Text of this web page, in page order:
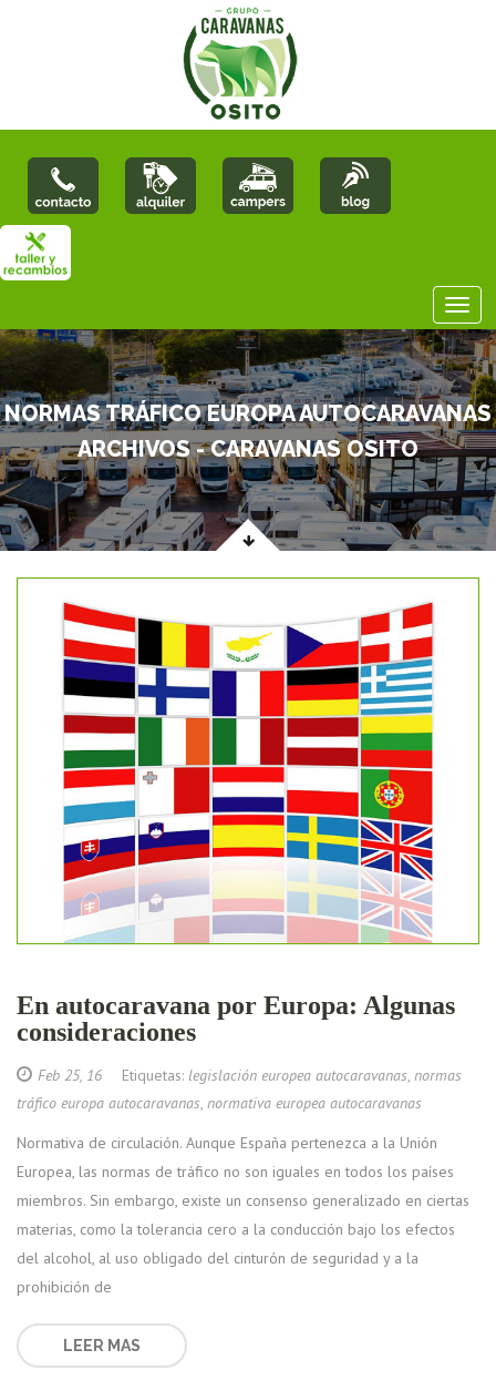
NORMAS TRÁFICO EUROPA AUTOCARAVANAS
ARCHIVOS - CARAVANAS OSITO
En autocaravana por Europa: Algunas
consideraciones
Feb 25, 16 Etiquetas: legislación europea autocaravanas, normas
tráfico europa autocaravanas, normativa europea autocaravanas
Normativa de circulación. Aunque España pertenezca a la Unión
Europea, las normas de tráfico no son iguales en todos los países
miembros. Sin embargo, existe un consenso generalizado en ciertas
materias, como la tolerancia cero a la conducción bajo los efectos
del alcohol, al uso obligado del cinturón de seguridad y a la
prohibición de
LEER MAS